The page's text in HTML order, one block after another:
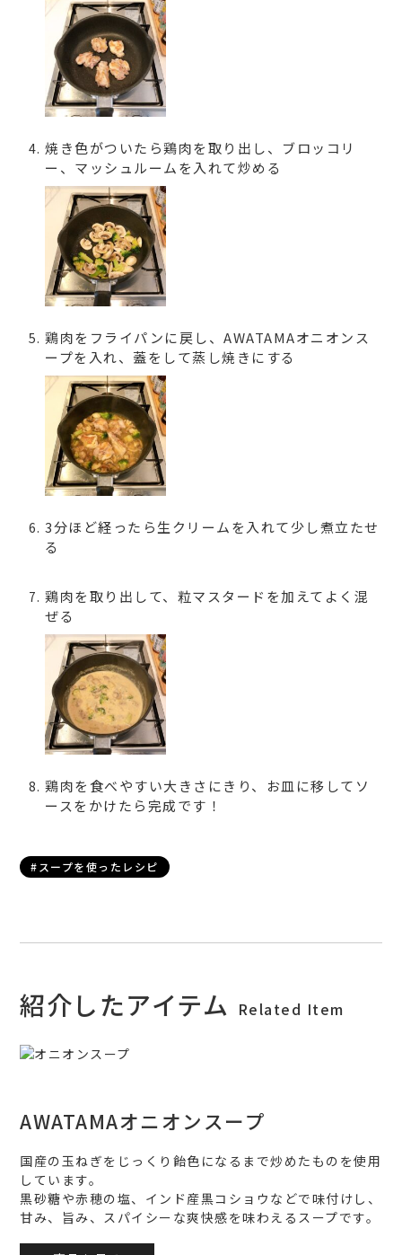
焼き色がついたら鶏肉を取り出し、ブロッコリ
ー、マッシュルームを入れて炒める
鶏肉をフライパンに戻し、AWATAMAオニオンス
ープを入れ、蓋をして蒸し焼きにする
3分ほど経ったら生クリームを入れて少し煮立たせ
る
鶏肉を取り出して、粒マスタードを加えてよく混
ぜる
鶏肉を食べやすい大きさにきり、お皿に移してソ
ースをかけたら完成です！
#スープを使ったレシピ
紹介したアイテム Related Item
AWATAMAオニオンスープ
国産の玉ねぎをじっくり飴色になるまで炒めたものを使用
しています。
黒砂糖や赤穂の塩、インド産黒コショウなどで味付けし、
甘み、旨み、スパイシーな爽快感を味わえるスープです。